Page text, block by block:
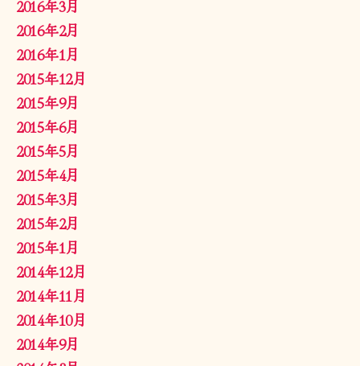
2016年3月
2016年2月
2016年1月
2015年12月
2015年9月
2015年6月
2015年5月
2015年4月
2015年3月
2015年2月
2015年1月
2014年12月
2014年11月
2014年10月
2014年9月